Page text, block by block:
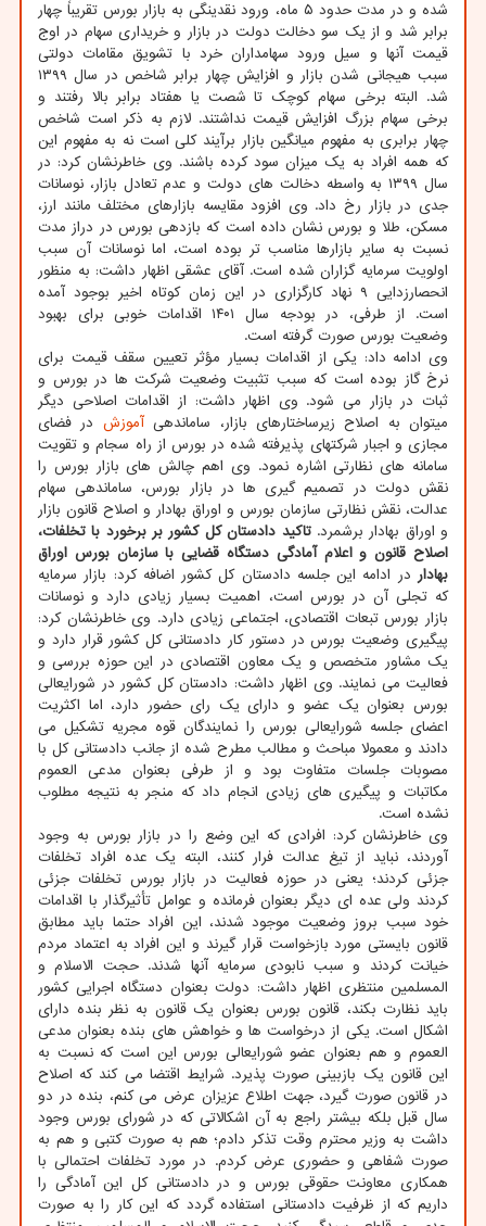
شده و در مدت حدود ۵ ماه، ورود نقدینگی به بازار بورس تقریباً چهار
برابر شد و از یک سو دخالت دولت در بازار و خریداری سهام در اوج
قیمت آنها و سیل ورود سهامداران خرد با تشویق مقامات دولتی
سبب هیجانی شدن بازار و افزایش چهار برابر شاخص در سال ۱۳۹۹
شد. البته برخی سهام کوچک تا شصت یا هفتاد برابر بالا رفتند و
برخی سهام بزرگ افزایش قیمت نداشتند. لازم به ذکر است شاخص
چهار برابری به مفهوم میانگین بازار برآیند کلی است نه به مفهوم این
که همه افراد به یک میزان سود کرده باشند. وی خاطرنشان کرد: در
سال ۱۳۹۹ به واسطه دخالت های دولت و عدم تعادل بازار، نوسانات
جدی در بازار رخ داد. وی افزود مقایسه بازارهای مختلف مانند ارز،
مسکن، طلا و بورس نشان داده است که بازدهی بورس در دراز مدت
نسبت به سایر بازارها مناسب تر بوده است، اما نوسانات آن سبب
اولویت سرمایه گزاران شده است. آقای عشقی اظهار داشت: به منظور
انحصارزدایی ۹ نهاد کارگزاری در این زمان کوتاه اخیر بوجود آمده
است. از طرفی، در بودجه سال ۱۴۰۱ اقدامات خوبی برای بهبود
وضعیت بورس صورت گرفته است.
وی ادامه داد: یکی از اقدامات بسیار مؤثر تعیین سقف قیمت برای
نرخ گاز بوده است که سبب تثبیت وضعیت شرکت ها در بورس و
ثبات در بازار می شود. وی اظهار داشت: از اقدامات اصلاحی دیگر
میتوان به اصلاح زیرساختارهای بازار، ساماندهیآموزش در فضای
مجازی و اجبار شرکتهای پذیرفته شده در بورس از راه سجام و تقویت
سامانه های نظارتی اشاره نمود. وی اهم چالش های بازار بورس را
نقش دولت در تصمیم گیری ها در بازار بورس، ساماندهی سهام
عدالت، نقش نظارتی سازمان بورس و اوراق بهادار و اصلاح قانون بازار
و اوراق بهادار برشمرد.تاکید دادستان کل کشور بر برخورد با تخلفات،
اصلاح قانون و اعلام آمادگی دستگاه قضایی با سازمان بورس اوراق
بهادار در ادامه این جلسه دادستان کل کشور اضافه کرد: بازار سرمایه
که تجلی آن در بورس است، اهمیت بسیار زیادی دارد و نوسانات
بازار بورس تبعات اقتصادی، اجتماعی زیادی دارد. وی خاطرنشان کرد:
پیگیری وضعیت بورس در دستور کار دادستانی کل کشور قرار دارد و
یک مشاور متخصص و یک معاون اقتصادی در این حوزه بررسی و
فعالیت می نمایند. وی اظهار داشت: دادستان کل کشور در شورایعالی
بورس بعنوان یک عضو و دارای یک رای حضور دارد، اما اکثریت
اعضای جلسه شورایعالی بورس را نمایندگان قوه مجریه تشکیل می
دادند و معمولا مباحث و مطالب مطرح شده از جانب دادستانی کل با
مصوبات جلسات متفاوت بود و از طرفی بعنوان مدعی العموم
مکاتبات و پیگیری های زیادی انجام داد که منجر به نتیجه مطلوب
نشده است.
وی خاطرنشان کرد: افرادی که این وضع را در بازار بورس به وجود
آوردند، نباید از تیغ عدالت فرار کنند، البته یک عده افراد تخلفات
جزئی کردند؛ یعنی در حوزه فعالیت در بازار بورس تخلفات جزئی
کردند ولی عده ای دیگر بعنوان فرمانده و عوامل تأثیرگذار با اقدامات
خود سبب بروز وضعیت موجود شدند، این افراد حتما باید مطابق
قانون بایستی مورد بازخواست قرار گیرند و این افراد به اعتماد مردم
خیانت کردند و سبب نابودی سرمایه آنها شدند. حجت الاسلام و
المسلمین منتظری اظهار داشت: دولت بعنوان دستگاه اجرایی کشور
باید نظارت بکند، قانون بورس بعنوان یک قانون به نظر بنده دارای
اشکال است. یکی از درخواست ها و خواهش های بنده بعنوان مدعی
العموم و هم بعنوان عضو شورایعالی بورس این است که نسبت به
این قانون یک بازبینی صورت پذیرد. شرایط اقتضا می کند که اصلاح
در قانون صورت گیرد، جهت اطلاع عزیزان عرض می کنم، بنده در دو
سال قبل بلکه بیشتر راجع به آن اشکالاتی که در شورای بورس وجود
داشت به وزیر محترم وقت تذکر دادم؛ هم به صورت کتبی و هم به
صورت شفاهی و حضوری عرض کردم. در مورد تخلفات احتمالی با
همکاری معاونت حقوقی بورس و در دادستانی کل این آمادگی را
داریم که از ظرفیت دادستانی استفاده گردد که این کار را به صورت